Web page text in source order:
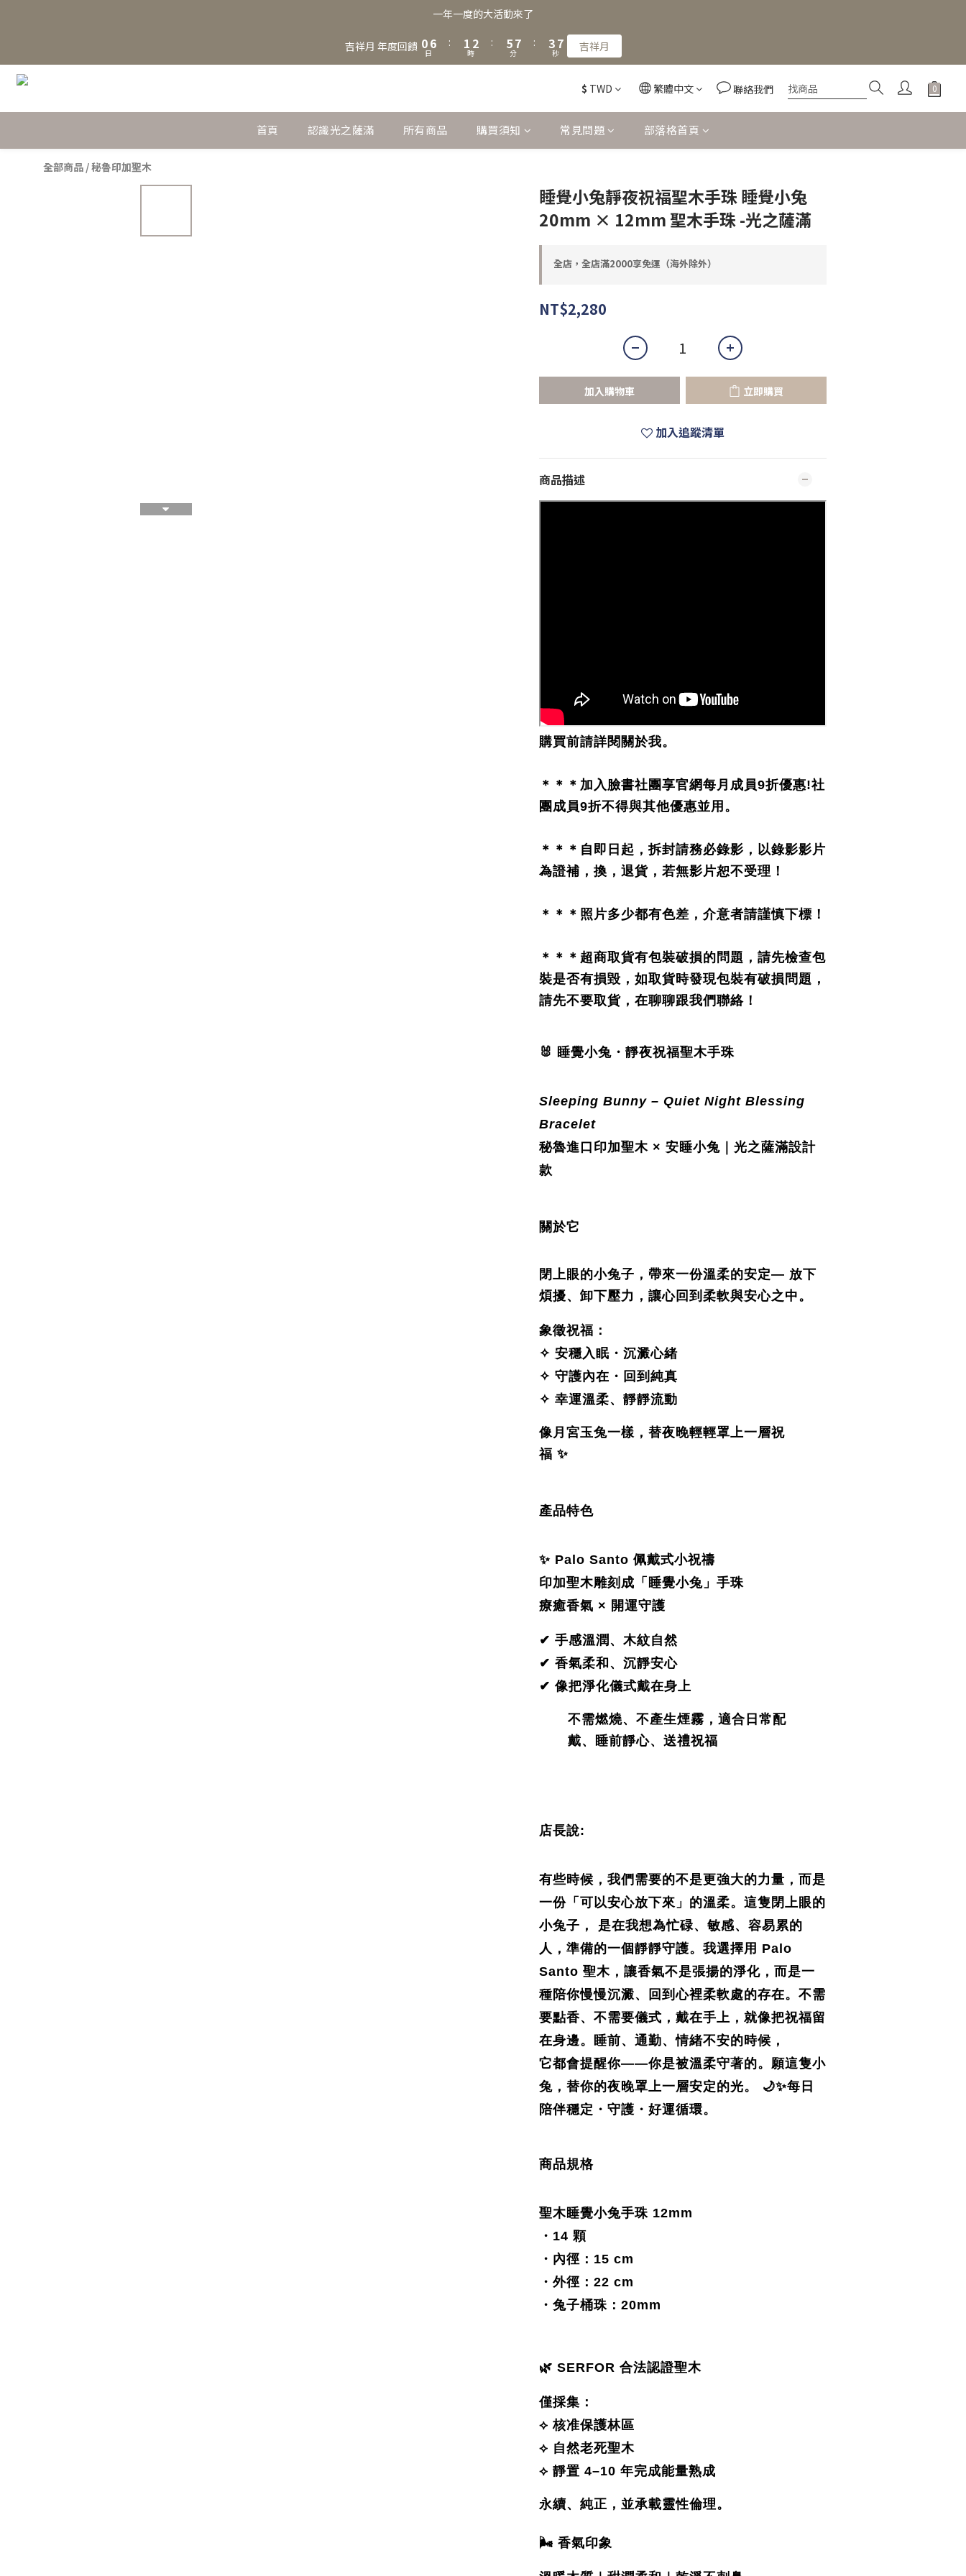
一年一度的大活動來了
吉祥月 年度回饋 0
8
6
5
1
0
日
:
3
1
0
4
2
1
時
:
7
5
4
0
9
7
6
2
1
0
分
:
3
2
7
6
5
2
1
0
秒 吉祥月
$ TWD 繁體中文 聯絡我們
首頁 認識光之薩滿 所有商品 購買須知 常見問題 部落格首頁
全部商品 /秘魯印加聖木
睡覺小兔靜夜祝福聖木手珠 睡覺小兔
20mm × 12mm 聖木手珠 -光之薩滿
全店，全店滿2000享免運（海外除外）
NT$2,280
加入購物車 立即購買
加入追蹤清單
商品描述
購買前請詳閱關於我。
＊＊＊ 加入臉書社團享官網每月成員9折優惠!社
團成員9折不得與其他優惠並用。
＊＊＊自即日起，拆封請務必錄影，以錄影影片
為證補，換，退貨，若無影片恕不受理！
＊＊＊照片多少都有色差，介意者請謹慎下標！
＊＊＊超商取貨有包裝破損的問題，請先檢查包
裝是否有損毀，如取貨時發現包裝有破損問題，
請先不要取貨，在聊聊跟我們聯絡！
🐰 睡覺小兔・靜夜祝福聖木手珠
Sleeping Bunny – Quiet Night Blessing
Bracelet
秘魯進口印加聖木 × 安睡小兔｜光之薩滿設計
款
關於它
閉上眼的小兔子，帶來一份溫柔的安定— 放下
煩擾、卸下壓力，讓心回到柔軟與安心之中。
象徵祝福：
✧ 安穩入眠・沉澱心緒
✧ 守護內在・回到純真
✧ 幸運溫柔、靜靜流動
像月宮玉兔一樣，替夜晚輕輕罩上一層祝
福 ✨
產品特色
✨ Palo Santo 佩戴式小祝禱
印加聖木雕刻成「睡覺小兔」手珠
療癒香氣 × 開運守護
✔ 手感溫潤、木紋自然
✔ 香氣柔和、沉靜安心
✔ 像把淨化儀式戴在身上
不需燃燒、不產生煙霧，適合日常配
戴、睡前靜心、送禮祝福
店長說:
有些時候，我們需要的不是更強大的力量，而是
一份「可以安心放下來」的溫柔。這隻閉上眼的
小兔子， 是在我想為忙碌、敏感、容易累的
人，準備的一個靜靜守護。我選擇用 Palo
Santo 聖木，讓香氣不是張揚的淨化，而是一
種陪你慢慢沉澱、回到心裡柔軟處的存在。不需
要點香、不需要儀式，戴在手上，就像把祝福留
在身邊。睡前、通勤、情緒不安的時候，
它都會提醒你——你是被溫柔守著的。願這隻小
兔，替你的夜晚罩上一層安定的光。 🌙✨每日
陪伴穩定・守護・好運循環。
商品規格
聖木睡覺小兔手珠 12mm
・14 顆
・內徑：15 cm
・外徑：22 cm
・兔子桶珠：20mm
🌿 SERFOR 合法認證聖木
僅採集：
⟡ 核准保護林區
⟡ 自然老死聖木
⟡ 靜置 4–10 年完成能量熟成
永續、純正，並承載靈性倫理。
🌬 香氣印象